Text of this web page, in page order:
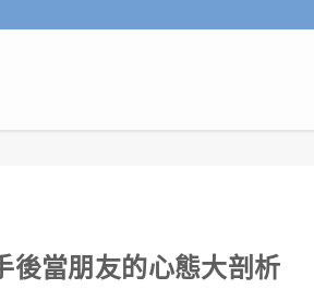
後當朋友的心態大剖析